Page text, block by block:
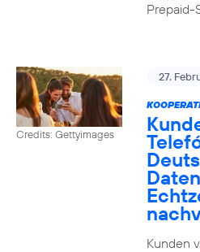
Prepaid-
Credits: Gettyimages
27.
Kunden